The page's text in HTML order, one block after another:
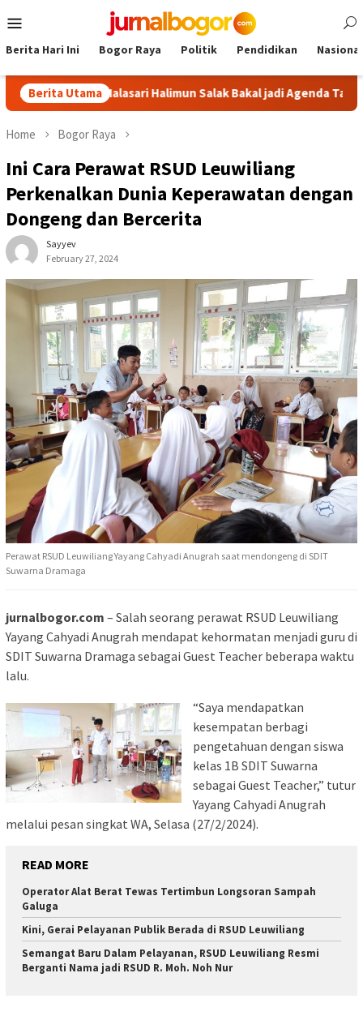
to
Menu
Berita Hari Ini Bogor Raya Politik Pendidikan Nasional
Berita Utama
Malasari Halimun Salak Bakal jadi Agenda Tahunan
Home Bogor Raya
Ini Cara Perawat RSUD Leuwiliang
Perkenalkan Dunia Keperawatan dengan
Dongeng dan Bercerita
Sayyev
February 27, 2024
Perawat RSUD Leuwiliang Yayang Cahyadi Anugrah saat mendongeng di SDIT
Suwarna Dramaga
jurnalbogor.com – Salah seorang perawat RSUD Leuwiliang
Yayang Cahyadi Anugrah mendapat kehormatan menjadi guru di
SDIT Suwarna Dramaga sebagai Guest Teacher beberapa waktu
lalu.
“Saya mendapatkan
kesempatan berbagi
pengetahuan dengan siswa
kelas 1B SDIT Suwarna
sebagai Guest Teacher,” tutur
Yayang Cahyadi Anugrah
melalui pesan singkat WA, Selasa (27/2/2024).
READ MORE
Operator Alat Berat Tewas Tertimbun Longsoran Sampah
Galuga
Kini, Gerai Pelayanan Publik Berada di RSUD Leuwiliang
Semangat Baru Dalam Pelayanan, RSUD Leuwiliang Resmi
Berganti Nama jadi RSUD R. Moh. Noh Nur